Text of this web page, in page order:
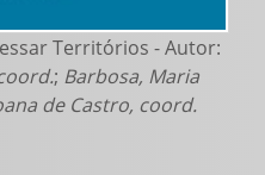
Territórios - Autor:
; Barbosa, Maria
de Castro, coord.